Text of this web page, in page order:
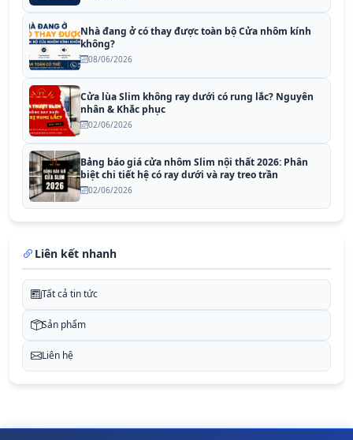
Nhà đang ở có thay được toàn bộ Cửa nhôm kính
không?
08/06/2026
Cửa lùa Slim không ray dưới có rung lắc? Nguyên
nhân & Khắc phục
02/06/2026
Bảng báo giá cửa nhôm Slim nội thất 2026: Phân
biệt chi tiết hệ có ray dưới và ray treo trần
02/06/2026
Liên kết nhanh
Tất cả tin tức
Sản phẩm
Liên hệ